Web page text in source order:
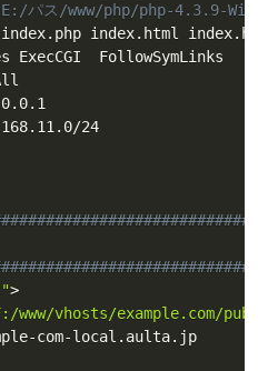
パス/www/php/php-4.3.9-
index.html
ExecCGI  FollowSymLinks
>
www/vhosts/example.com/